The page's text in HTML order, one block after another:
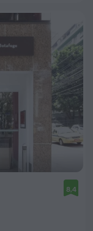
8,4